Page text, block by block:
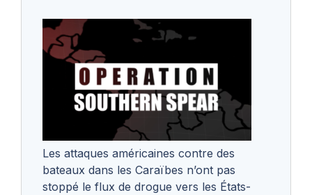
Les attaques américaines contre des
bateaux dans les Caraïbes n’ont pas
stoppé le flux de drogue vers les États-